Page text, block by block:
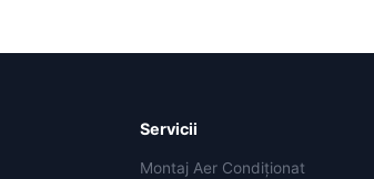
Servicii
Montaj Aer Condiționat